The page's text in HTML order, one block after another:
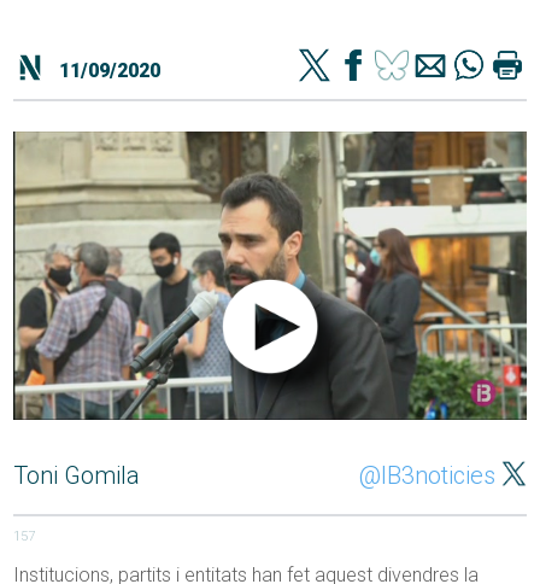
11/09/2020
Toni Gomila @IB3noticies
157
Institucions, partits i entitats han fet aquest divendres la